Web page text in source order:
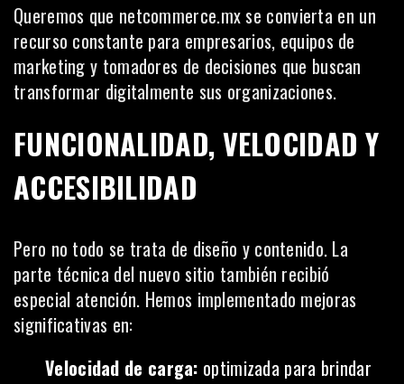
Queremos que netcommerce.mxse convierta en un
recurso constante para empresarios, equipos de
marketing y tomadores de decisiones que buscan
transformar digitalmente sus organizaciones.
FUNCIONALIDAD, VELOCIDAD Y
ACCESIBILIDAD
Pero no todo se trata de diseño y contenido. La
parte técnica del nuevo sitio también recibió
especial atención. Hemos implementado mejoras
significativas en:
Velocidad de carga: optimizada para brindar